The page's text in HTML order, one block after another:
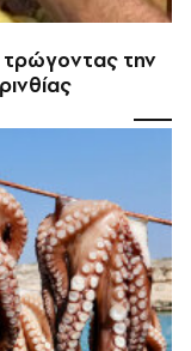
τρώγοντας την